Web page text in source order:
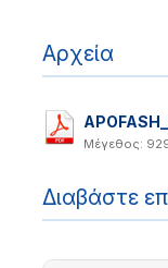
Αρχεία
Μέγεθος:
Διαβάστε